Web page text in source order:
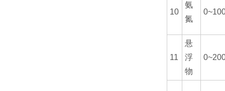
10
氨
氮
11
悬
浮
物